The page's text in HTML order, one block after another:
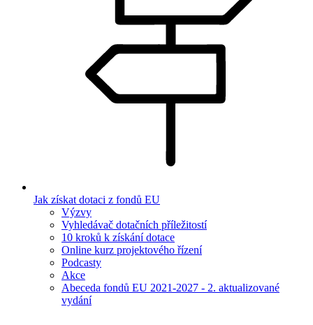
Jak získat dotaci z fondů EU
Výzvy
Vyhledávač dotačních příležitostí
10 kroků k získání dotace
Online kurz projektového řízení
Podcasty
Akce
Abeceda fondů EU 2021-2027 - 2. aktualizované
vydání